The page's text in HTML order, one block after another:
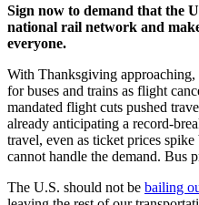
Sign now to demand that the
national rail network and
everyone.
With Thanksgiving approaching,
for buses and trains as flight
mandated flight cuts pushed
already anticipating a record-
travel, even as ticket prices
cannot handle the demand. Bus
The U.S. should not be bailing